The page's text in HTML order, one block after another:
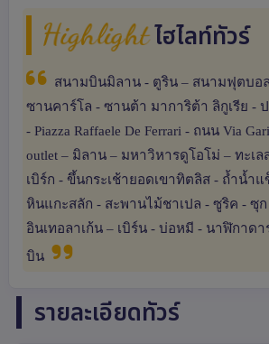
Highlight ไฮไลท์ทัวร์
สนามบินมิลาน - ตูริน – สนามฟุตบอ
ซานคาร์โล - ซานต้า มาการิต้า ลิกูเรีย -
- Piazza Raffaele De Ferrari - ถนน Via
outlet – มิลาน – มหาวิหารดูโอโม่ – ทะเล
เบิร์ก - ขึ้นกระเช้ายอดเขาทิตลิส - ถ้ำน้ำแ
หินแกะสลัก - สะพานไม้ชาเปล - ซูริค - ซุ
อินเทอลาเก้น – เบิร์น - บ่อหมี - นาฬิกาด
บิน
รายละเอียดทัวร์